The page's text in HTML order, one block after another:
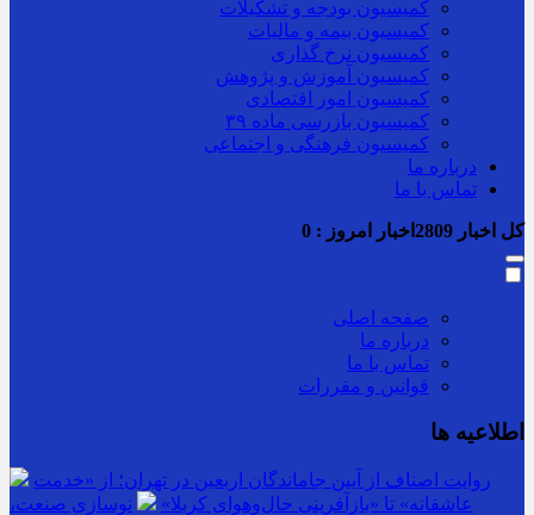
کمیسیون بودجه و تشکیلات
کمیسیون بیمه و مالیات
کمیسیون نرخ گذاری
کمیسیون آموزش و پژوهش
کمیسیون امور اقتصادی
کمیسیون بازرسی ماده ۳۹
کمیسیون فرهنگی و اجتماعی
درباره ما
تماس با ما
کل اخبار اخبار امروز : 0
صفحه اصلی
درباره ما
تماس با ما
قوانین و مقررات
اطلاعیه ها
روایت اصناف از آیین جاماندگان اربعین در تهران؛ از «خدمت
عاشقانه» تا «بازآفرینی حال‌وهوای کربلا»
نوسازی صنعت،